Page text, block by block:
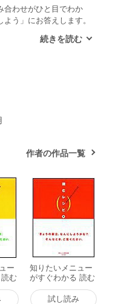
合わせがひと目でわか
う」にお答えします。
味料の割合なども収載。
作者の作品一覧
ー
む
書
知りたいメニュー
がすぐわかる 読む
レシピ 1 洋 電子書
籍版
試し読み